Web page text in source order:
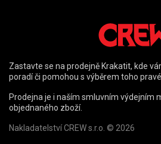
Zastavte se na prodejně Krakatit, kde
poradí či pomohou s výběrem toho
Prodejna je i naším smluvním výdejním
objednaného zboží.
Nakladatelství CREW s.r.o. © 2026